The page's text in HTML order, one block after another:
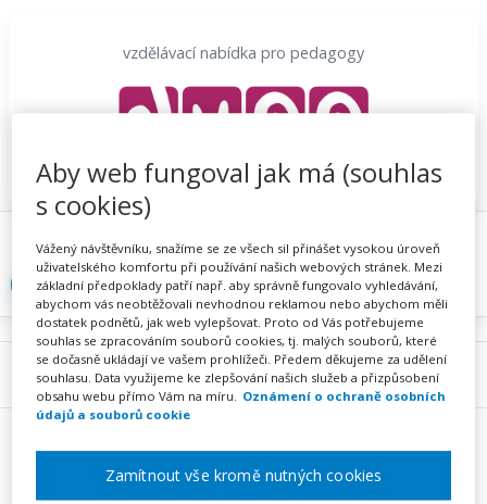
vzdělávací nabídka pro pedagogy
Proč se registrovat Hlídací sojka
Registrace
Přihlásit
Menu
Aby web fungoval jak má (souhlas
s cookies)
Vážený návštěvníku, snažíme se ze všech sil přinášet vysokou úroveň
uživatelského komfortu při používání našich webových stránek. Mezi
základní předpoklady patří např. aby správně fungovalo vyhledávání,
abychom vás neobtěžovali nevhodnou reklamou nebo abychom měli
dostatek podnětů, jak web vylepšovat. Proto od Vás potřebujeme
souhlas se zpracováním souborů cookies, tj. malých souborů, které
se dočasně ukládají ve vašem prohlížeči. Předem děkujeme za udělení
souhlasu. Data využijeme ke zlepšování našich služeb a přizpůsobení
obsahu webu přímo Vám na míru. Oznámení o ochraně osobních
údajů a souborů cookie
Zamítnout vše kromě nutných cookies